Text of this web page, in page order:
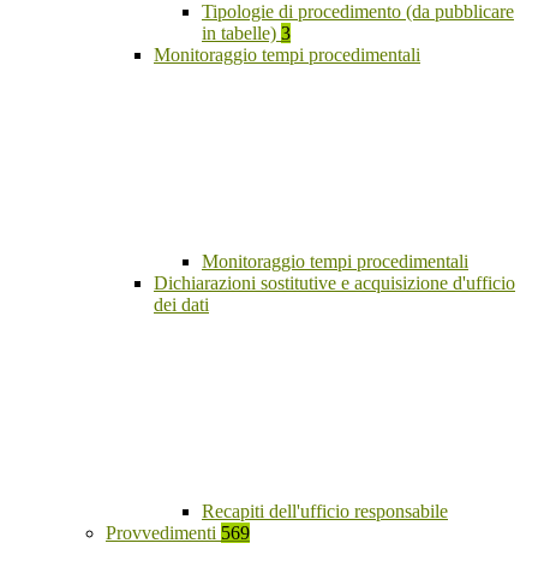
Tipologie di procedimento (da pubblicare
in tabelle) 3
Monitoraggio tempi procedimentali
Monitoraggio tempi procedimentali
Dichiarazioni sostitutive e acquisizione d'ufficio
dei dati
Recapiti dell'ufficio responsabile
Provvedimenti 569